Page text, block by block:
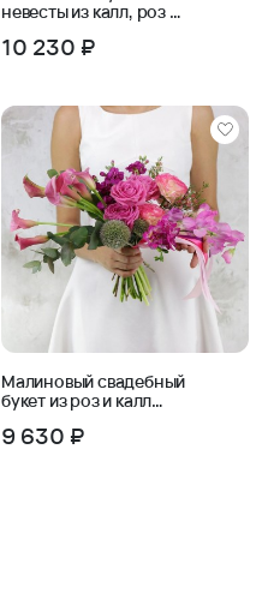
невесты из калл, роз и
10 230 ₽
Малиновый свадебный
букет из роз и калл
Ассиметрия
9 630 ₽